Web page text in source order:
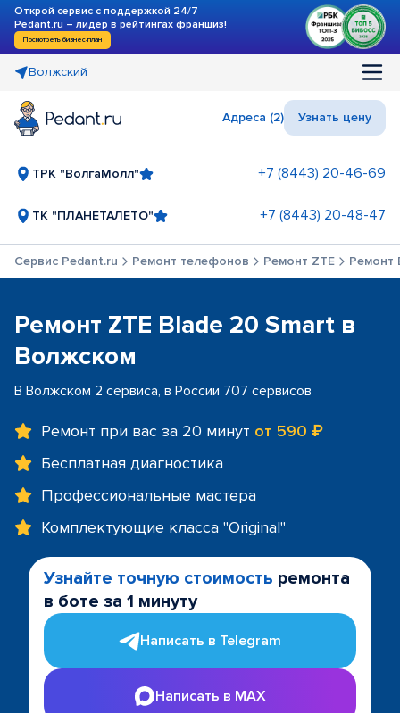
Открой сервис с поддержкой 24/7
Pedant.ru – лидер в рейтингах франшиз!
Посмотреть бизнес-план
Волжский
Адреса (2) Узнать цену
ТРК "ВолгаМолл" +7 (8443) 20-46-69
ТК "ПЛАНЕТАЛЕТО" +7 (8443) 20-48-47
Сервис Pedant.ru Ремонт телефонов Ремонт ZTE Ремонт
Ремонт ZTE Blade 20 Smart в
Волжском
В Волжском 2 сервиса, в России 707 сервисов
Ремонт при вас за 20 минут от 590 ₽
Бесплатная диагностика
Профессиональные мастера
Комплектующие класса "Original"
Узнайте точную стоимость ремонта
в боте за 1 минуту
Написать в Telegram
Написать в MAX